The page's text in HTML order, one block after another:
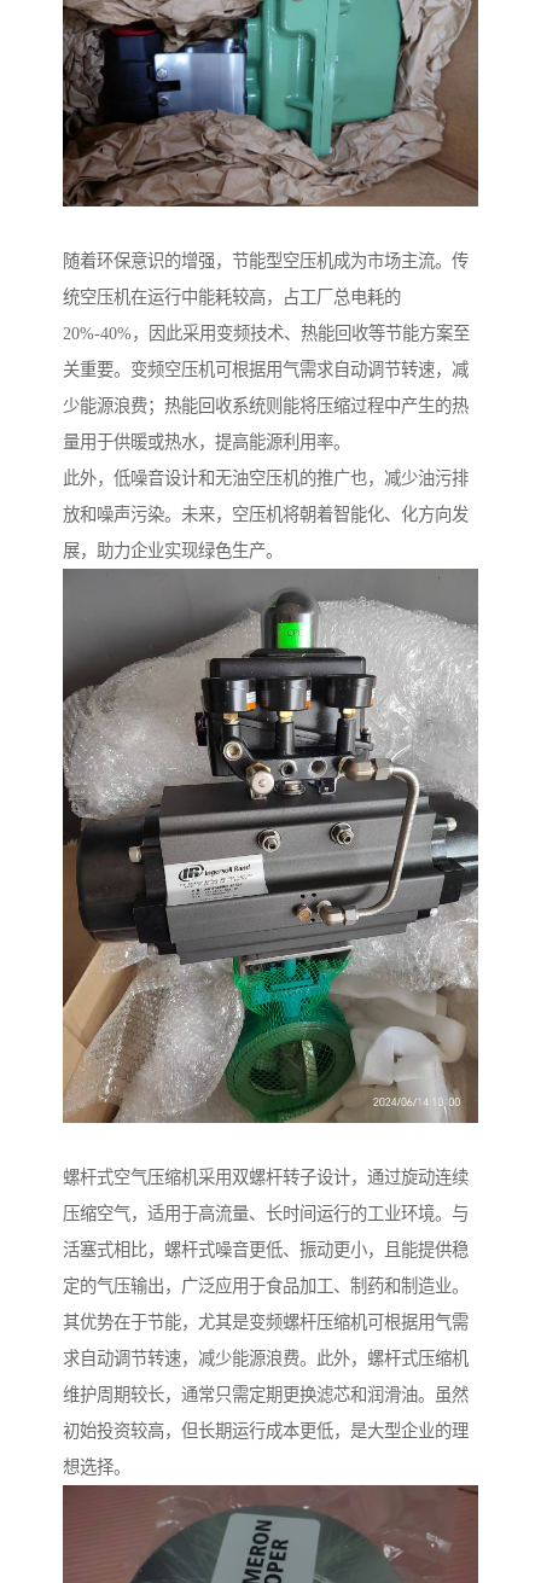
随着环保意识的增强，节能型空压机成为市场主流。传
统空压机在运行中能耗较高，占工厂总电耗的
20%-40%，因此采用变频技术、热能回收等节能方案至
关重要。变频空压机可根据用气需求自动调节转速，减
少能源浪费；热能回收系统则能将压缩过程中产生的热
量用于供暖或热水，提高能源利用率。
此外，低噪音设计和无油空压机的推广也，减少油污排
放和噪声污染。未来，空压机将朝着智能化、化方向发
展，助力企业实现绿色生产。
螺杆式空气压缩机采用双螺杆转子设计，通过旋动连续
压缩空气，适用于高流量、长时间运行的工业环境。与
活塞式相比，螺杆式噪音更低、振动更小，且能提供稳
定的气压输出，广泛应用于食品加工、制药和制造业。
其优势在于节能，尤其是变频螺杆压缩机可根据用气需
求自动调节转速，减少能源浪费。此外，螺杆式压缩机
维护周期较长，通常只需定期更换滤芯和润滑油。虽然
初始投资较高，但长期运行成本更低，是大型企业的理
想选择。